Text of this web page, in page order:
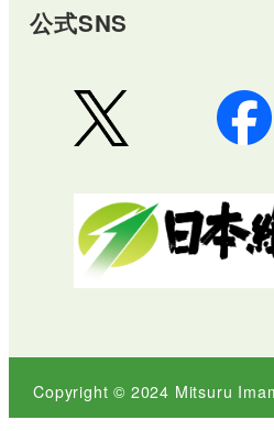
公式SNS
Copyright © 2024 Mitsuru